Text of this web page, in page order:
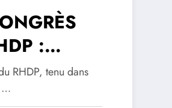
:
de
.
RHDP, tenu dans